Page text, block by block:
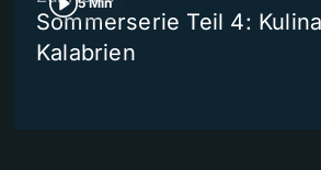
Sommerserie Teil 4:
Kalabrien